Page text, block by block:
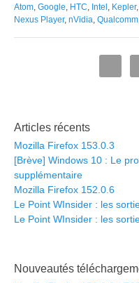
Atom, Google, HTC, Intel , Kepler,
Nexus Player, nVidia, Qualcomm
Articles récents
Mozilla Firefox 153.0.3
[Brève] Windows 10 : Le
supplémentaire
Mozilla Firefox 152.0.6
Le Point WInsider : les
Le Point WInsider : les
Nouveautés